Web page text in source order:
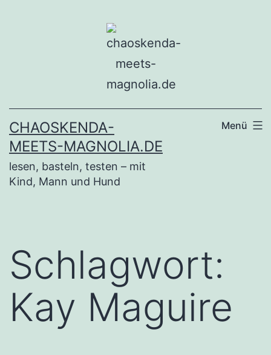
CHAOSKENDA-
MEETS-MAGNOLIA.DE
lesen, basteln, testen – mit
Kind, Mann und Hund
Menü
Schlagwort:
Kay Maguire